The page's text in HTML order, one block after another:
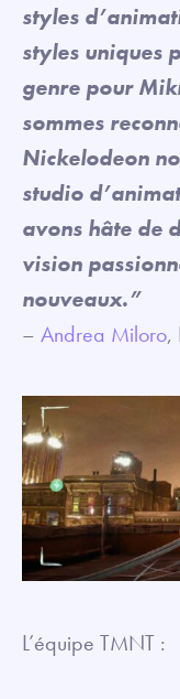
styles
styles uniques
genre pour
sommes
Nickelodeon
studio
avons hâte de
vision
nouveaux.”
– Andrea Miloro,
L’équipe TMNT :